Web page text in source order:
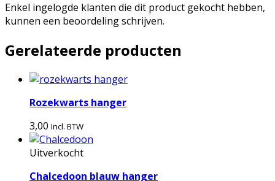
Enkel ingelogde klanten die dit product gekocht hebben,
kunnen een beoordeling schrijven.
Gerelateerde producten
Rozekwarts hanger
3,00 Incl. BTW
Uitverkocht
Chalcedoon blauw hanger